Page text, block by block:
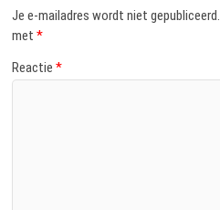
Je e-mailadres wordt niet gepubliceerd.
met*
Reactie*